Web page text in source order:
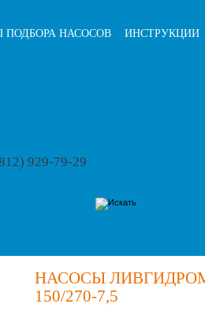
ПОДБОРА НАСОСОВ ИНСТРУКЦИИ
929-79-29
НАСОСЫ
150/270-7,5